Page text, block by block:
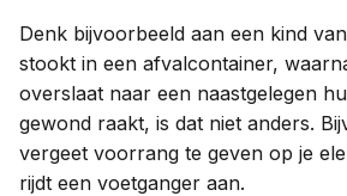
Denk bijvoorbeeld aan een kind
stookt in een afvalcontainer,
overslaat naar een naastgelegen
gewond raakt, is dat niet anders.
vergeet voorrang te geven op je
rijdt een voetganger aan.